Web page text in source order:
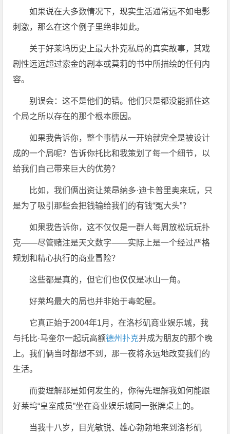
如果说在大多数情况下，现实生活通常远不如电影
刺激，那么在这个例子里绝非如此。
关于好莱坞历史上最大扑克私局的真实故事，其戏
剧性远远超过索金的剧本或莫莉的书中所描绘的任何内
容。
别误会：这不是他们的错。他们只是都没能抓住这
个局之所以存在的那个根本原因。
如果我告诉你，整个事情从一开始就完全是被设计
成的一个局呢？告诉你托比和我策划了每一个细节，以
给我们自己带来巨大的优势？
比如，我们俩出资让莱昂纳多·迪卡普里奥来玩，只
是为了吸引那些会把钱输给我们的有钱“冤大头”？
如果我告诉你，这不仅仅是一群人每周放松玩玩扑
克——尽管赌注是天文数字——实际上是一个经过严格
规划和精心执行的商业冒险？
这些都是真的，但它们也仅仅是冰山一角。
好莱坞最大的局也并非始于毒蛇屋。
它真正始于2004年1月，在洛杉矶商业娱乐城，我
与托比·马奎尔一起玩高额德州扑克并成为朋友的那个晚
上。我们俩当时都想不到，那一夜将永远地改变我们的
生活。
而要理解那是如何发生的，你得先理解我如何能跟
好莱坞“皇室成员”坐在商业娱乐城同一张牌桌上的。
当我十八岁，目光敏锐、雄心勃勃地来到洛杉矶